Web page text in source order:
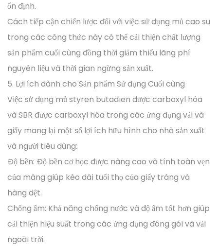
ổn định.
Cách tiếp cận chiến lược đối với việc sử dụng mủ cao su
trong các công thức này có thể cải thiện chất lượng
sản phẩm cuối cùng đồng thời giảm thiểu lãng phí
nguyên liệu và thời gian ngừng sản xuất.
5. Lợi ích dành cho Sản phẩm Sử dụng Cuối cùng
Việc sử dụng mủ styren butadien được carboxyl hóa
và SBR được carboxyl hóa trong các ứng dụng vải và
giấy mang lại một số lợi ích hữu hình cho nhà sản xuất
và người tiêu dùng:
Độ bền: Độ bền cơ học được nâng cao và tính toàn vẹn
của màng giúp kéo dài tuổi thọ của giấy tráng và
hàng dệt.
Chống ẩm: Khả năng chống nước và độ ẩm tốt hơn giúp
cải thiện hiệu suất trong các ứng dụng đóng gói và vải
ngoài trời.